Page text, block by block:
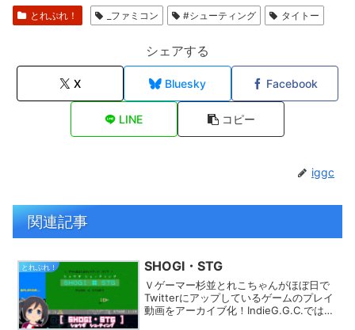
とれぷれ！ _ファミコン #シューティング タイトー
シェアする
X Bluesky Facebook
LINE コピー
iggc
関連記事
とれぷれ！ SHOGI・STG
Ｖゲーマー杉並とれこちゃんがほぼ日で
Twitterにアップしているゲームのプレイ
動画をアーカイブ化！IndieG.G.C.では